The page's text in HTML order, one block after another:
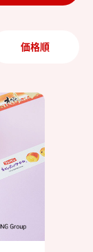
価格順